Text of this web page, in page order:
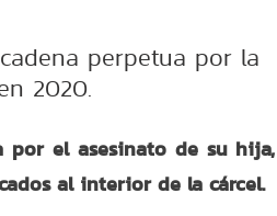
perpetua por la
2020.
por el asesinato de su hija,
al interior de la cárcel.